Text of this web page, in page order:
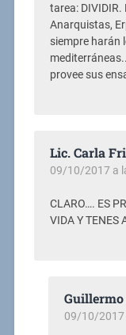
tarea:
Anarquistas,
siempre harán
provee sus
Lic. Carla
09/10/2017 a
CLARO…. ES
VIDA Y TENES
09/10/2017